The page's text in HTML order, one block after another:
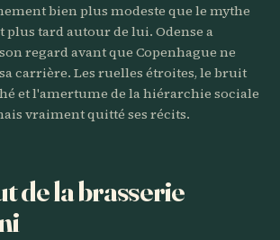
bien plus modeste que le mythe
tard autour de lui. Odense a
regard avant que Copenhague ne
carrière. Les ruelles étroites, le bruit
et l'amertume de la hiérarchie sociale
vraiment quitté ses récits.
de la brasserie